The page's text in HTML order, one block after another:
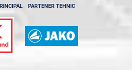
PARTENER TEHNIC